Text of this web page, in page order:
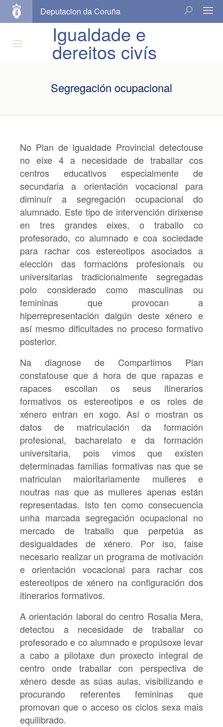
Deputacion da Coruña
Igualdade e
dereitos civís
Segregación ocupacional
No Plan de Igualdade Provincial detectouse
no eixe 4 a necesidade de traballar cos
centros educativos especialmente de
secundaria a orientación vocacional para
diminuír a segregación ocupacional do
alumnado. Este tipo de intervención dirixense
en tres grandes eixes, o traballo co
profesorado, co alumnado e coa sociedade
para rachar cos estereotipos asociados a
elección das formacións profesionais ou
universitarias tradicionalmente segregadas
polo considerado como masculinas ou
femininas que provocan a
hiperrepresentación dalgún deste xénero e
así mesmo dificultades no proceso formativo
posterior.
Na diagnose de Compartimos Plan
constatouse que á hora de que rapazas e
rapaces escollan os seus itinerarios
formativos os estereotipos e os roles de
xénero entran en xogo. Así o mostran os
datos de matriculación da formación
profesional, bacharelato e da formación
universitaria, pois vimos que existen
determinadas familias formativas nas que se
matriculan maioritariamente mulleres e
noutras nas que as mulleres apenas están
representadas. Isto ten como consecuencia
unha marcada segregación ocupacional no
mercado de traballo que perpetúa as
desigualdades de xénero. Por iso, faise
necesario realizar un programa de motivación
e orientación vocacional para rachar cos
estereotipos de xénero na configuración dos
itinerarios formativos.
A orientación laboral do centro Rosalia Mera,
detectou a necesidade de traballar co
profesorado e co alumnado e propúsoxe levar
a cabo a pilotaxe dun proxecto integral de
centro onde traballar con perspectiva de
xénero desde as súas aulas, visibilizando e
procurando referentes femininas que
promovan que o acceso os ciclos sexa mais
equilibrado.